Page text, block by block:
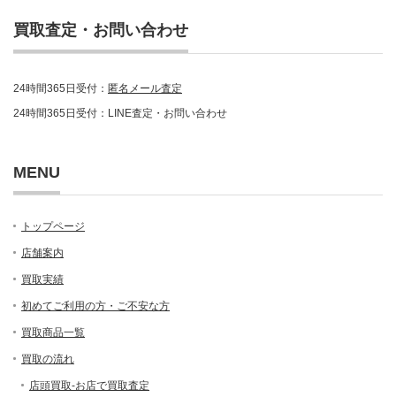
買取査定・お問い合わせ
24時間365日受付： 匿名メール査定
24時間365日受付：LINE査定・お問い合わせ
MENU
トップページ
店舗案内
買取実績
初めてご利用の方・ご不安な方
買取商品一覧
買取の流れ
店頭買取-お店で買取査定